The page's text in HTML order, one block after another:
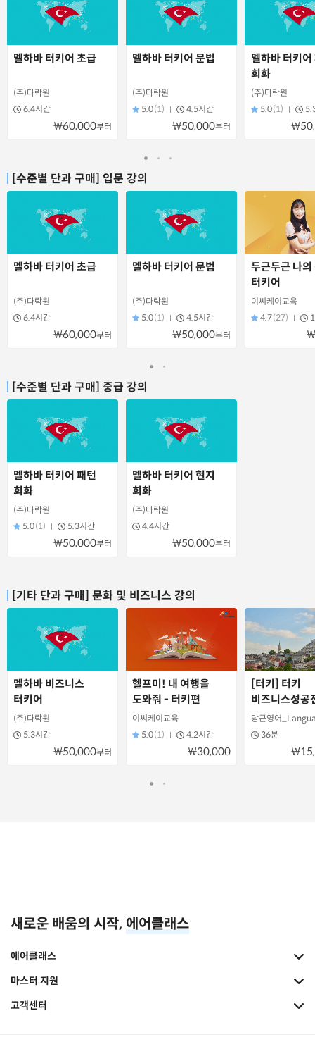
멜하바 터키어 초급
(주)다락원
6.4시간
₩60,000부터
멜하바 터키어 문법
(주)다락원
5.0(1) 4.5시간
₩50,000부터
멜하바 터키어
회화
(주)다락원
5.0(1)
[수준별 단과 구매] 입문 강의
멜하바 터키어 초급
(주)다락원
6.4시간
₩60,000부터
멜하바 터키어 문법
(주)다락원
5.0(1) 4.5시간
₩50,000부터
두근두근 나의
터키어
이씨케이교육
4.7(27)
[수준별 단과 구매] 중급 강의
멜하바 터키어 패턴
회화
(주)다락원
5.0(1) 5.3시간
₩50,000부터
멜하바 터키어 현지
회화
(주)다락원
4.4시간
₩50,000부터
[기타 단과 구매] 문화 및 비즈니스 강의
멜하바 비즈니스
터키어
(주)다락원
5.3시간
₩50,000부터
헬프미! 내 여행을
도와줘 - 터키편
이씨케이교육
5.0(1) 4.2시간
₩30,000
[터키] 터키
비즈니스성공
문화적 실수
당근영어
36분
새로운 배움의 시작, 에어클래스
에어클래스
마스터 지원
고객센터